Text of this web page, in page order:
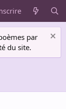
par
du site.